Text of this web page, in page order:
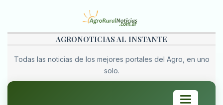
AGRONOTICIAS AL INSTANTE
Todas las noticias de los mejores portales del Agro, en uno
solo.
Toggle